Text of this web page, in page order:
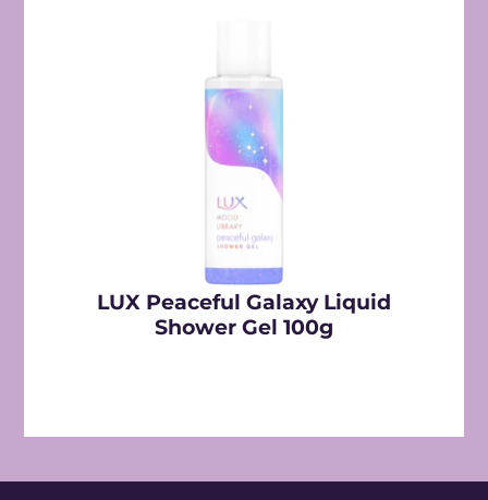
LUX Peaceful Galaxy Liquid
Shower Gel 100g